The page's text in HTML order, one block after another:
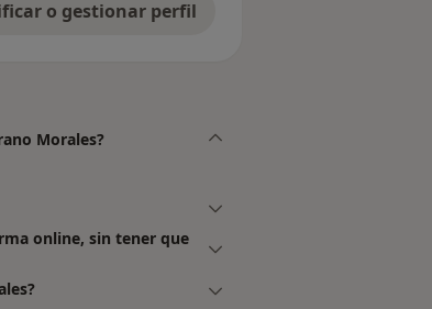
o gestionar perfil
Morales?
online, sin tener que